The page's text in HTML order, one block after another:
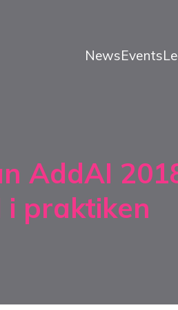
NewsEvents
AddAI
i praktiken